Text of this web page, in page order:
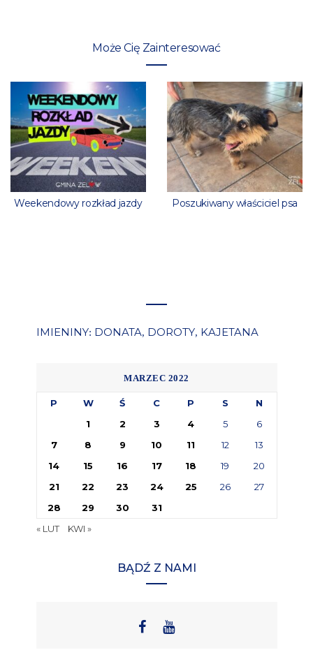
Może Cię Zainteresować
Weekendowy rozkład jazdy Poszukiwany właściciel psa
IMIENINY: DONATA, DOROTY, KAJETANA
MARZEC 2022
P W Ś C P S
N
1
2 3 4 5
6
7
8 9 10 11 12
13
14
15 16 17 18 19
20
21
22 23 24 25 26
27
28
29 30
31
« LUT
KWI »
BĄDŹ Z NAMI